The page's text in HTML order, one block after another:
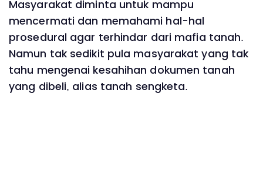
Masyarakat diminta untuk mampu
mencermati dan memahami hal-hal
prosedural agar terhindar dari mafia tanah.
Namun tak sedikit pula masyarakat yang tak
tahu mengenai kesahihan dokumen tanah
yang dibeli, alias tanah sengketa.